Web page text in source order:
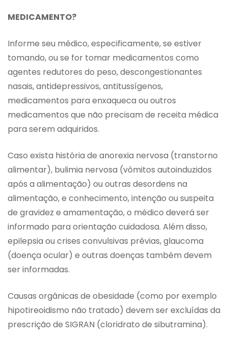
MEDICAMENTO?
Informe seu médico, especificamente, se estiver
tomando, ou se for tomar medicamentos como
agentes redutores do peso, descongestionantes
nasais, antidepressivos, antitussígenos,
medicamentos para enxaqueca ou outros
medicamentos que não precisam de receita médica
para serem adquiridos.
Caso exista história de anorexia nervosa (transtorno
alimentar), bulimia nervosa (vômitos autoinduzidos
após a alimentação) ou outras desordens na
alimentação, e conhecimento, intenção ou suspeita
de gravidez e amamentação, o médico deverá ser
informado para orientação cuidadosa. Além disso,
epilepsia ou crises convulsivas prévias, glaucoma
(doença ocular) e outras doenças também devem
ser informadas.
Causas orgânicas de obesidade (como por exemplo
hipotireoidismo não tratado) devem ser excluídas da
prescrição de SIGRAN (cloridrato de sibutramina).